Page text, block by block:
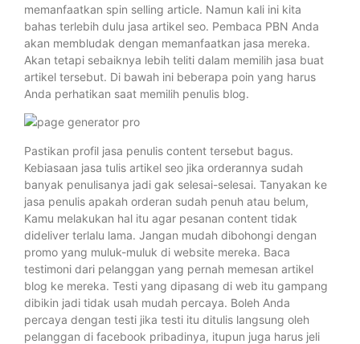
memanfaatkan spin selling article. Namun kali ini kita
bahas terlebih dulu jasa artikel seo. Pembaca PBN Anda
akan membludak dengan memanfaatkan jasa mereka.
Akan tetapi sebaiknya lebih teliti dalam memilih jasa buat
artikel tersebut. Di bawah ini beberapa poin yang harus
Anda perhatikan saat memilih penulis blog.
Pastikan profil jasa penulis content tersebut bagus.
Kebiasaan jasa tulis artikel seo jika orderannya sudah
banyak penulisanya jadi gak selesai-selesai. Tanyakan ke
jasa penulis apakah orderan sudah penuh atau belum,
Kamu melakukan hal itu agar pesanan content tidak
dideliver terlalu lama. Jangan mudah dibohongi dengan
promo yang muluk-muluk di website mereka. Baca
testimoni dari pelanggan yang pernah memesan artikel
blog ke mereka. Testi yang dipasang di web itu gampang
dibikin jadi tidak usah mudah percaya. Boleh Anda
percaya dengan testi jika testi itu ditulis langsung oleh
pelanggan di facebook pribadinya, itupun juga harus jeli